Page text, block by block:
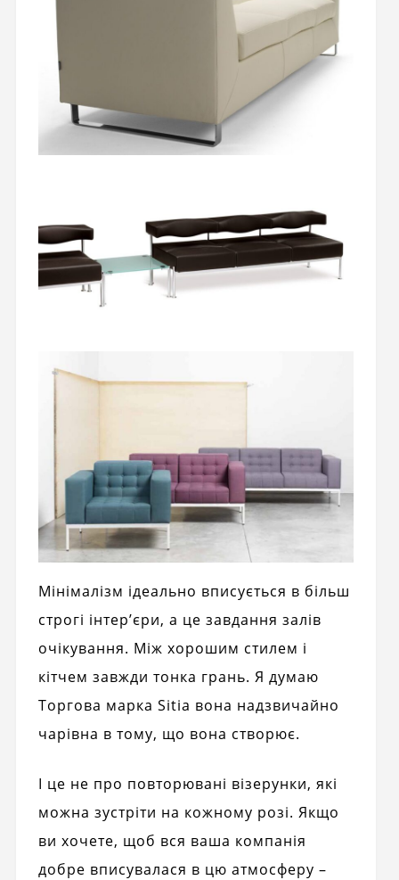
Мінімалізм ідеально вписується в більш
строгі інтер’єри, а це завдання залів
очікування. Між хорошим стилем і
кітчем завжди тонка грань. Я думаю
Торгова марка Sitia вона надзвичайно
чарівна в тому, що вона створює.
І це не про повторювані візерунки, які
можна зустріти на кожному розі. Якщо
ви хочете, щоб вся ваша компанія
добре вписувалася в цю атмосферу –